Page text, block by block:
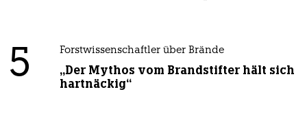
5 Forstwissenschaftler über Brände
„Der Mythos vom Brandstifter hält sich
hartnäckig“